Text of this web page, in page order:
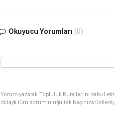
Okuyucu Yorumları (0)
Yorum yazarak Topluluk Kuralları’nı kabul
dolaylı tüm sorumluluğu tek başınıza